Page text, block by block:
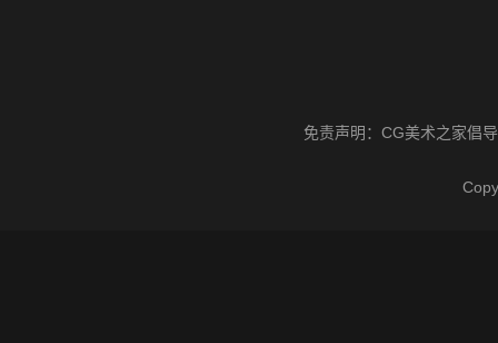
免责声明： CG美术之家倡